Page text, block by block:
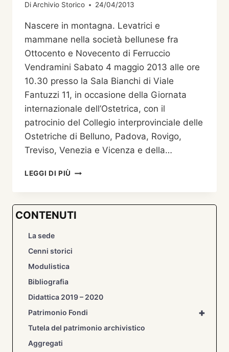
DiArchivio Storico 24/04/2013
Nascere in montagna. Levatrici e
mammane nella società bellunese fra
Ottocento e Novecento di Ferruccio
Vendramini Sabato 4 maggio 2013 alle ore
10.30 presso la Sala Bianchi di Viale
Fantuzzi 11, in occasione della Giornata
internazionale dell’Ostetrica, con il
patrocinio del Collegio interprovinciale delle
Ostetriche di Belluno, Padova, Rovigo,
Treviso, Venezia e Vicenza e della…
LEGGI DI PIÙ NASCERE
LEVATRICI
E
SOCIETÀ
NOVECENTO
DI
VENDRAMINI
CONTENUTI
La sede
Cenni storici
Modulistica
Bibliografia
Didattica 2019 – 2020
+
Patrimonio Fondi
Tutela del patrimonio archivistico
Aggregati